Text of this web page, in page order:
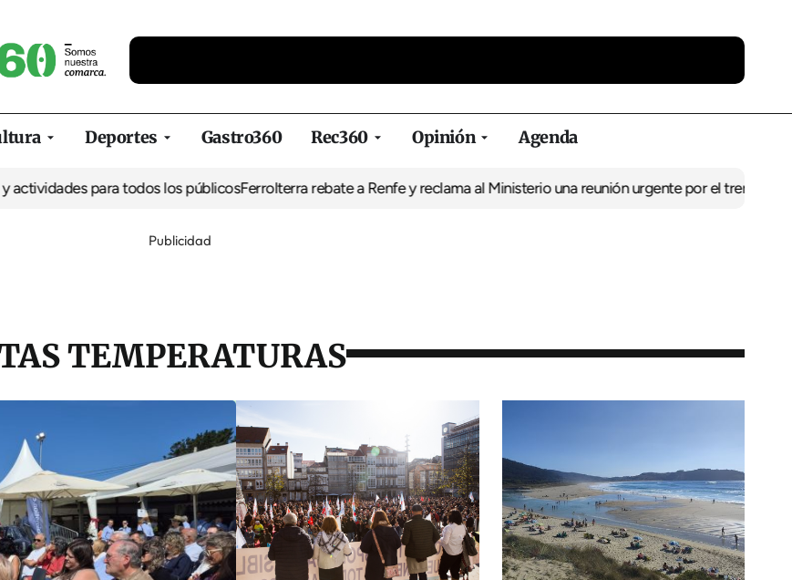
Deportes Gastro360 Rec360 Opinión Agenda
para todos los públicosFerrolterra rebate a Renfe y reclama al Ministerio una reunión urgente por el trenEl BNG exige
Publicidad
TEMPERATURAS